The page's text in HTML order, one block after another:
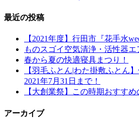
最近の投稿
【2021年度】行田市『花手水
ものスゴイ空気清浄・活性器エ
春から夏の快適寝具まつり！
【羽毛ふとん|わた掛敷ふとん
2021年7月31日まで！
【大創業祭】この時期おすす
アーカイブ